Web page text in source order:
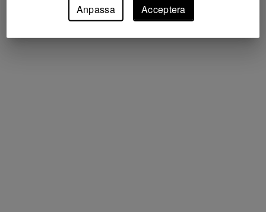
Anpassa Acceptera